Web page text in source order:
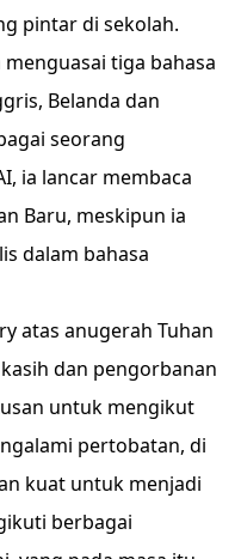
pintar di sekolah.
tiga bahasa
Belanda dan
seorang
ia lancar membaca
Baru, meskipun ia
dalam bahasa
atas anugerah Tuhan
dan pengorbanan
untuk mengikut
pertobatan, di
kuat untuk menjadi
berbagai